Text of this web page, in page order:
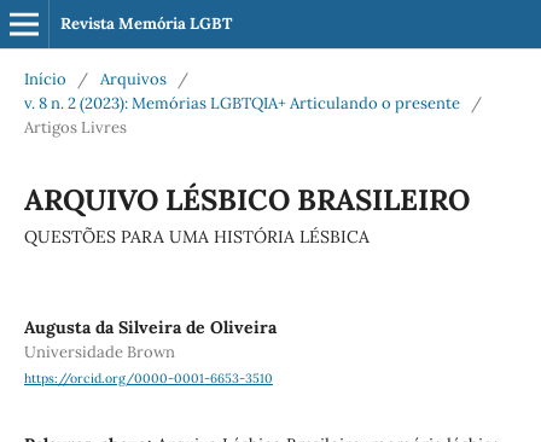
Revista Memória LGBT
Início / Arquivos
/
v. 8 n. 2 (2023): Memórias LGBTQIA+ Articulando o presente
/
Artigos Livres
ARQUIVO LÉSBICO BRASILEIRO
QUESTÕES PARA UMA HISTÓRIA LÉSBICA
Augusta da Silveira de Oliveira
Universidade Brown
https://orcid.org/0000-0001-6653-3510